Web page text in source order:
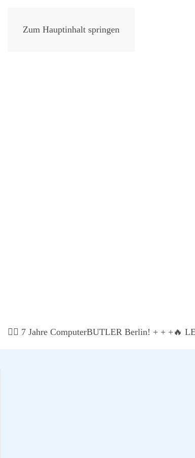
Zum Hauptinhalt springen
🏃‍♂️ 7 Jah­re Com­pu­ter­BUT­LER Ber­lin! + + +🔥